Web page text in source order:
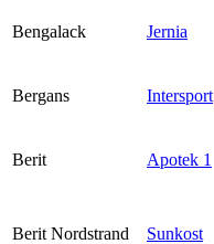
Bengalack Jernia
Bergans Intersport
Berit Apotek 1
Berit Nordstrand Sunkost